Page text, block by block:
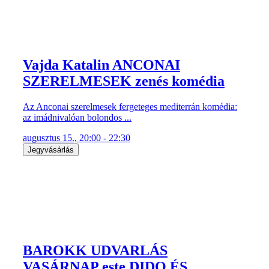
Vajda Katalin ANCONAI
SZERELMESEK zenés komédia
Az Anconai szerelmesek fergeteges mediterrán komédia:
az imádnivalóan bolondos ...
augusztus 15., 20:00 - 22:30
Jegyvásárlás
BAROKK UDVARLÁS